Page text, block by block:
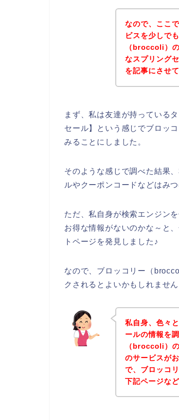
なので、ここ
ビスを少しで
（broccoli）
なスプリング
を記事にさせ
まず、私は友達が持っている
セール】という感じでブロッ
みることにしました。
そのような感じで調べた結果
ルやクーポンコードなどはみ
ただ、私自身が検索エンジン
お得な情報がないのかな～と
トページを発見しました♪
なので、ブロッコリー（
クされるとよいかもしれません
私自身、色々
ールの情報を
（broccoli）
のサービスが
で、ブロッコ
下記ページな